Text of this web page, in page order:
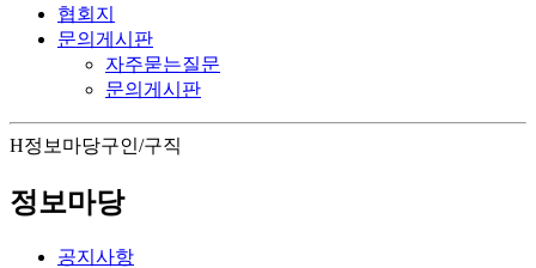
협회지
문의게시판
자주묻는질문
문의게시판
H정보마당구인/구직
정보마당
공지사항